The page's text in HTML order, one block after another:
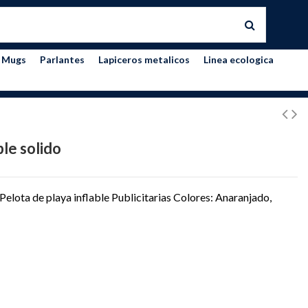
Mugs Parlantes Lapiceros metalicos Linea ecologica
solido
de playa inflable Publicitarias Colores: Anaranjado,